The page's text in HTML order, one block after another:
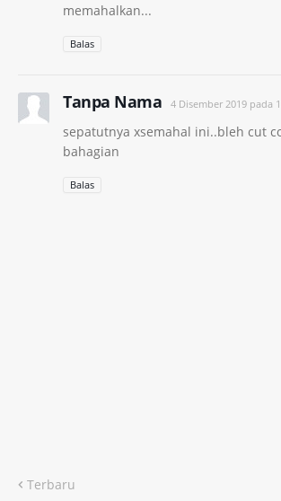
memahalkan...
Balas
Tanpa Nama 4 Disember 2019 pada
sepatutnya xsemahal ini..bleh cut
bahagian
Balas
Terbaru